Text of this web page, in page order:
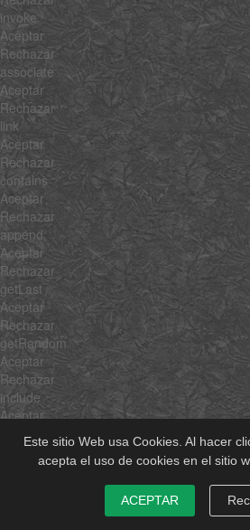
Este sitio Web usa Cookies. Al hacer
acepta el uso de cookies en el sitio
ACEPTAR
invoke
Aceptar
Rechazar
associate
Aceptar
Rechazar
link
Aceptar
Rechazar
contains
Aceptar
Rechazar
append
Aceptar
Rechazar
getLast
Aceptar
Rechazar
getRandom
Aceptar
Rechazar
include
Aceptar
Rechazar
combine
Aceptar